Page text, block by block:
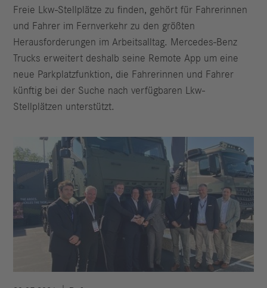
Freie Lkw-Stellplätze zu finden, gehört für Fahrerinnen
und Fahrer im Fernverkehr zu den größten
Herausforderungen im Arbeitsalltag. Mercedes-Benz
Trucks erweitert deshalb seine Remote App um eine
neue Parkplatzfunktion, die Fahrerinnen und Fahrer
künftig bei der Suche nach verfügbaren Lkw-
Stellplätzen unterstützt.